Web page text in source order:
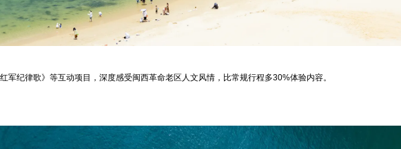
军纪律歌》等互动项目，深度感受闽西革命老区人文风情，比常规行程多30%体验内容。